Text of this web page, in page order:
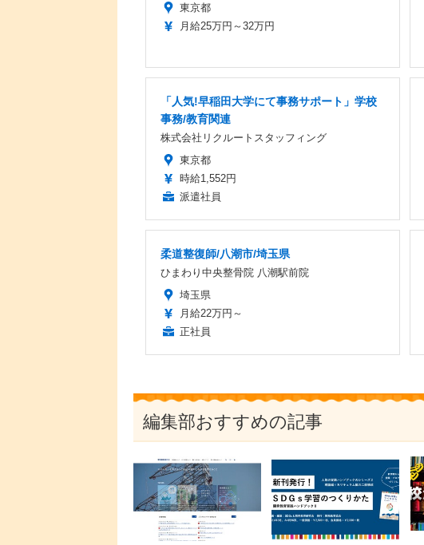
東京都
月給25万円～32万円
「人気!早稲田大学にて事務サポート」学校
事務/教育関連
株式会社リクルートスタッフィング
東京都
時給1,552円
派遣社員
柔道整復師/八潮市/埼玉県
ひまわり中央整骨院 八潮駅前院
埼玉県
月給22万円～
正社員
編集部おすすめの記事